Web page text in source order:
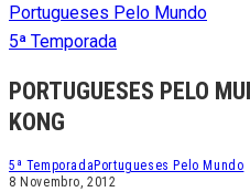
Portugueses Pelo Mundo
5ª Temporada
PORTUGUESES PELO
KONG
5ª Temporada Portugueses Pelo Mundo
8 Novembro, 2012